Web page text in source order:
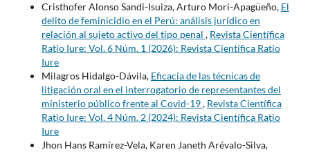
Cristhofer Alonso Sandi-Isuiza, Arturo Mori-Apagüeño, El
delito de feminicidio en el Perú: análisis jurídico en
relación al sujeto activo del tipo penal , Revista Científica
Ratio Iure: Vol. 6 Núm. 1 (2026): Revista Científica Ratio
Iure
Milagros Hidalgo-Dávila, Eficacia de las técnicas de
litigación oral en el interrogatorio de representantes del
ministerio público frente al Covid-19, Revista Científica
Ratio Iure: Vol. 4 Núm. 2 (2024): Revista Científica Ratio
Iure
Jhon Hans Ramírez-Vela, Karen Janeth Arévalo-Silva,